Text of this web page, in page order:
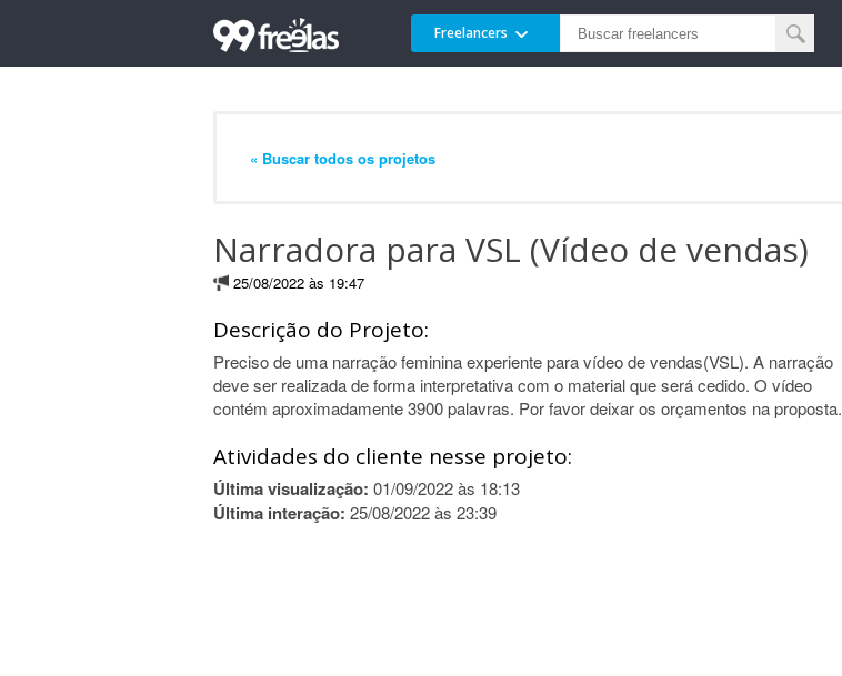
Freelancers
« Buscar todos os projetos
Narradora para VSL (Vídeo de vendas)
25/08/2022 às 19:47
Descrição do Projeto:
Preciso de uma narração feminina experiente para vídeo de vendas(VSL). A narração
deve ser realizada de forma interpretativa com o material que será cedido. O vídeo
contém aproximadamente 3900 palavras. Por favor deixar os orçamentos na proposta.
Atividades do cliente nesse projeto:
Última visualização: 01/09/2022 às 18:13
Última interação: 25/08/2022 às 23:39